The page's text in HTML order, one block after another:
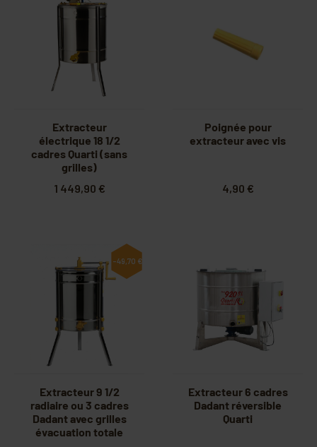
Extracteur
électrique 18 1/2
cadres Quarti (sans
grilles)
1 449,90 €
Poignée pour
extracteur avec vis
4,90 €
-49,70 €
Extracteur 9 1/2
radiaire ou 3 cadres
Dadant avec grilles
évacuation totale
Extracteur 6 cadres
Dadant réversible
Quarti